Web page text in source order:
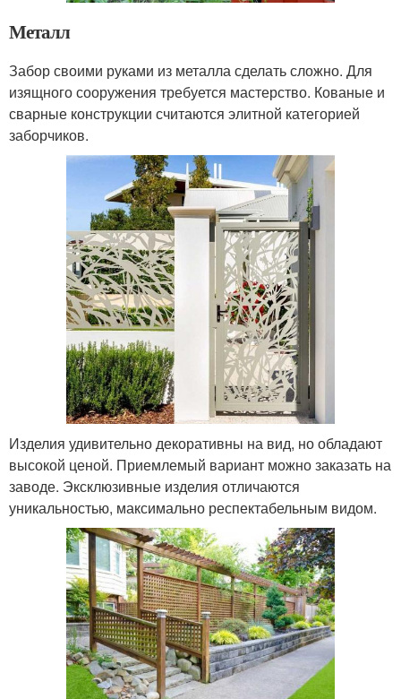
Металл
Забор своими руками из металла сделать сложно. Для
изящного сооружения требуется мастерство. Кованые и
сварные конструкции считаются элитной категорией
заборчиков.
Изделия удивительно декоративны на вид, но обладают
высокой ценой. Приемлемый вариант можно заказать на
заводе. Эксклюзивные изделия отличаются
уникальностью, максимально респектабельным видом.